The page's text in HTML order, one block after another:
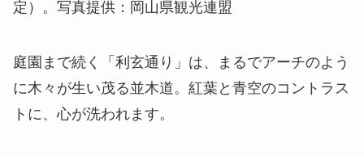
定）。写真提供：岡山県観光連盟
庭園まで続く「利玄通り」は、まるでアーチのよう
に木々が生い茂る並木道。紅葉と青空のコントラス
トに、心が洗われます。